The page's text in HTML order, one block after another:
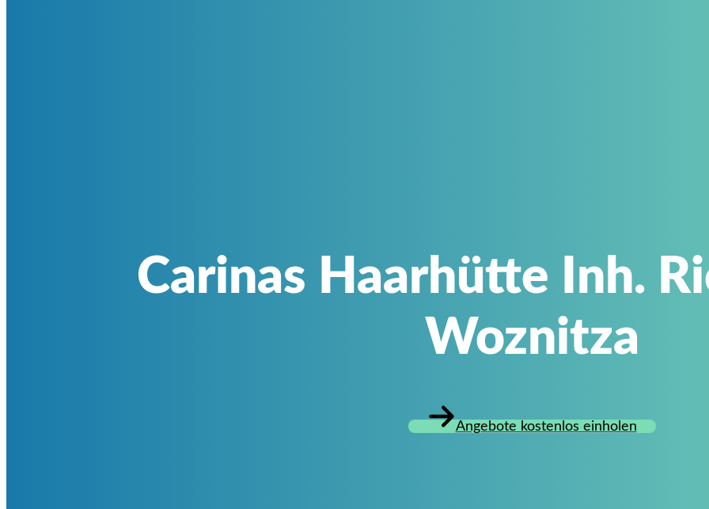
Carinas Haarhütte Inh.
Woznitza
Angebote kostenlos einholen